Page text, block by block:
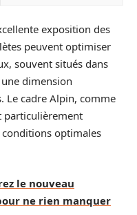
exposition des
peuvent optimiser
souvent situés dans
dimension
Le cadre Alpin, comme
particulièrement
optimales
le nouveau
ne rien manquer